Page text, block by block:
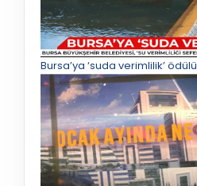
Bursa’ya ‘suda verimlilik’ ödülü